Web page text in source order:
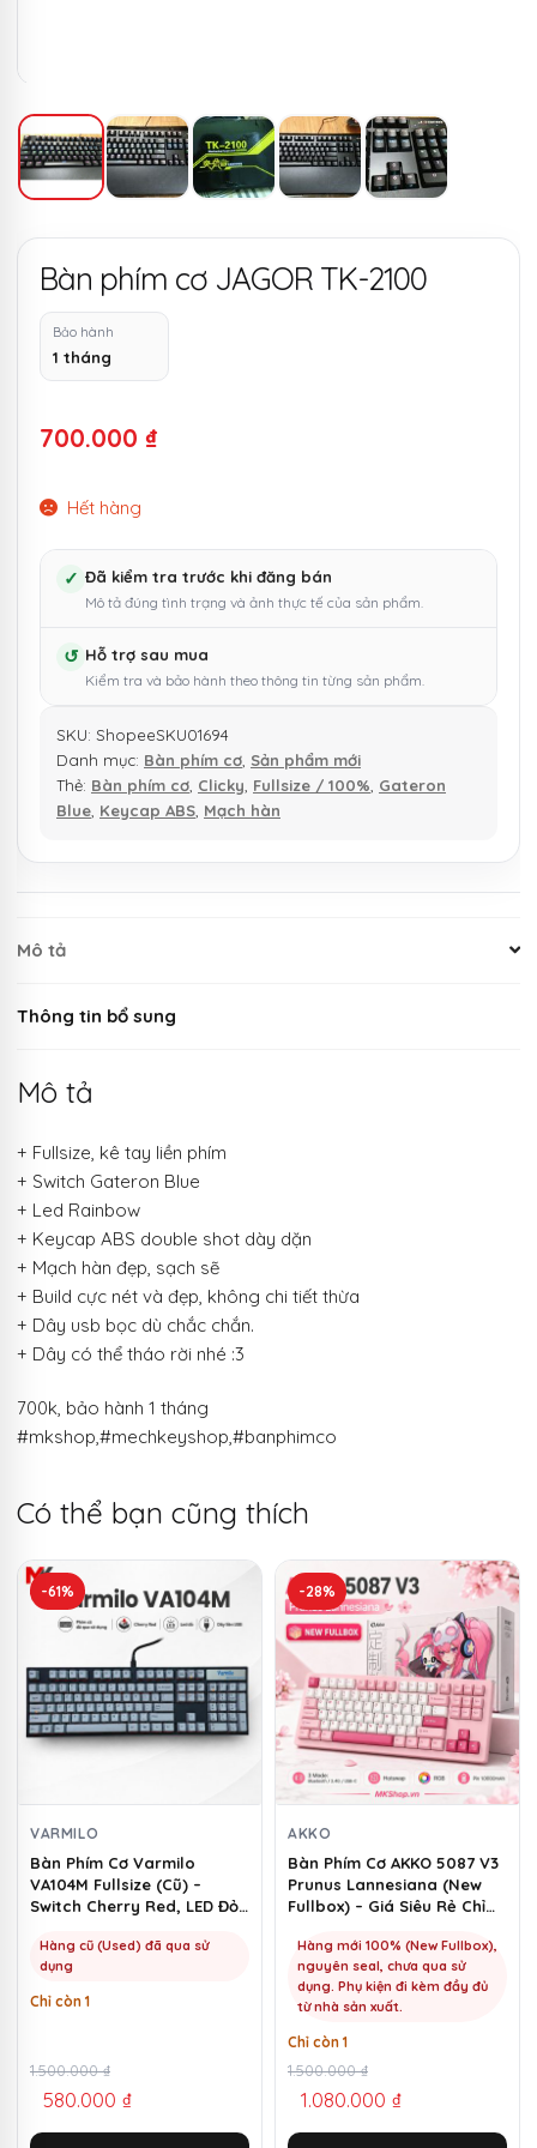
Bàn phím cơ JAGOR TK-2100
Bảo hành
1 tháng
700.000 ₫
Hết hàng
✓ Đã kiểm tra trước khi đăng bán
Mô tả đúng tình trạng và ảnh thực tế của sản phẩm.
↺ Hỗ trợ sau mua
Kiểm tra và bảo hành theo thông tin từng sản phẩm.
SKU: ShopeeSKU01694
Danh mục: Bàn phím cơ Sản phẩm mới
Thẻ: Bàn phím cơ Clicky Fullsize / 100% Gateron
Blue Keycap ABS Mạch hàn
Mô tả
Thông tin bổ sung
Mô tả
+ Fullsize, kê tay liền phím
+ Switch Gateron Blue
+ Led Rainbow
+ Keycap ABS double shot dày dặn
+ Mạch hàn đẹp, sạch sẽ
+ Build cực nét và đẹp, không chi tiết thừa
+ Dây usb bọc dù chắc chắn.
+ Dây có thể tháo rời nhé :3
700k, bảo hành 1 tháng
#mkshop,#mechkeyshop,#banphimco
Có thể bạn cũng thích
-61%
VARMILO
Bàn Phím Cơ Varmilo
VA104M Fullsize (Cũ) –
Switch Cherry Red, LED Đỏ |
Hàng cũ (Used) đã qua sử
dụng
Chỉ còn 1
1.500.000₫
Giá
gốc
là:
580.000 ₫
Giá
hiện
tại
-28%
AKKO
Bàn Phím Cơ AKKO 5087 V3
Prunus Lannesiana (New
Fullbox) – Giá Siêu Rẻ Chỉ
Hàng mới 100% (New Fullbox),
nguyên seal, chưa qua sử
dụng. Phụ kiện đi kèm đầy đủ
từ nhà sản xuất.
Chỉ còn 1
1.500.000₫
Giá
gốc
là:
1.080.000 ₫
Giá
hiện
tại